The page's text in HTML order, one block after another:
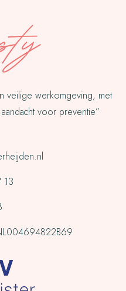
veilige werkomgeving, met
voor preventie”
13